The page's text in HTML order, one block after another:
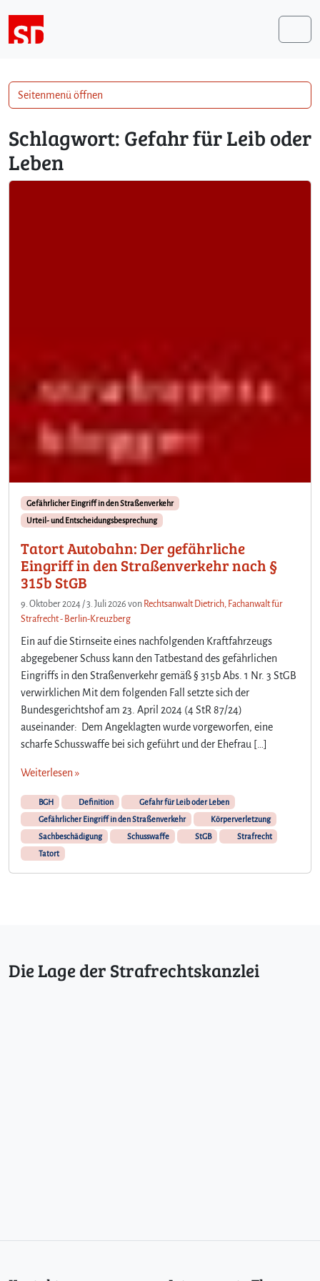
Schlagwort: Gefahr für Leib oder
Leben
Gefährlicher Eingriff in den Straßenverkehr
Urteil- und Entscheidungsbesprechung
Tatort Autobahn: Der gefährliche
Eingriff in den Straßenverkehr nach §
315b StGB
9. Oktober 2024 /3. Juli 2026 von Rechtsanwalt Dietrich, Fachanwalt für
Strafrecht - Berlin-Kreuzberg
Ein auf die Stirnseite eines nachfolgenden Kraftfahrzeugs
abgegebener Schuss kann den Tatbestand des gefährlichen
Eingriffs in den Straßenverkehr gemäß § 315b Abs. 1 Nr. 3 StGB
verwirklichen Mit dem folgenden Fall setzte sich der
Bundesgerichtshof am 23. April 2024 (4 StR 87/24)
auseinander: Dem Angeklagten wurde vorgeworfen, eine
scharfe Schusswaffe bei sich geführt und der Ehefrau […]
Weiterlesen »
BGH Definition
Gefahr für Leib oder Leben
Gefährlicher Eingriff in den Straßenverkehr
Körperverletzung
Sachbeschädigung
Schusswaffe StGB
Strafrecht
Tatort
Seitenmenü öffnen
Die Lage der Strafrechtskanzlei